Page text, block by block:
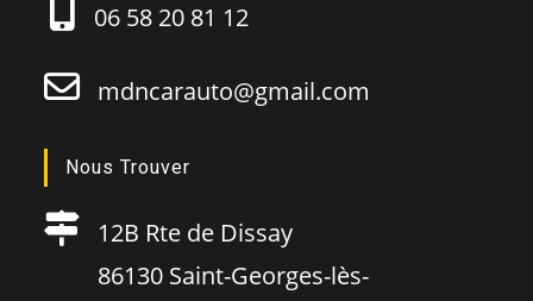
06 58 20 81 12
mdncarauto@gmail.com
Nous Trouver
12B Rte de Dissay
86130 Saint-Georges-lès-